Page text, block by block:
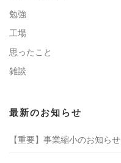
勉強
工場
思ったこと
雑談
最新のお知らせ
【重要】事業縮小のお知らせ